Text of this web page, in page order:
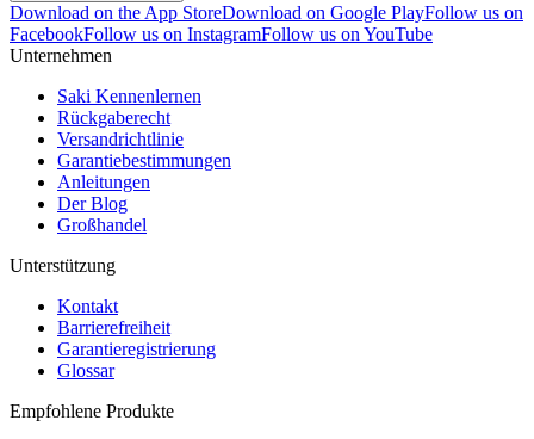
Download on the App StoreDownload on Google PlayFollow us on
FacebookFollow us on InstagramFollow us on YouTube
Unternehmen
Saki Kennenlernen
Rückgaberecht
Versandrichtlinie
Garantiebestimmungen
Anleitungen
Der Blog
Großhandel
Unterstützung
Kontakt
Barrierefreiheit
Garantieregistrierung
Glossar
Empfohlene Produkte